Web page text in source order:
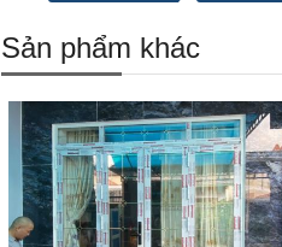
Sản phẩm khác